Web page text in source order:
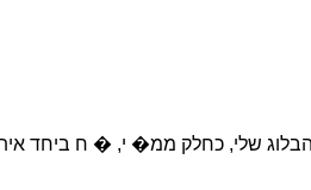
שלי, כחלק ממ� י, � ח ביחד